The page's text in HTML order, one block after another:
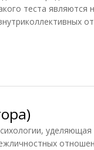
теста являются
уделяющая